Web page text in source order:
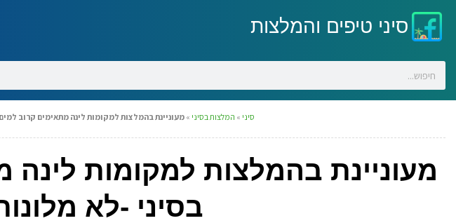
סיני טיפים והמלצות
סיני » המלצות בסיני »מעוניינת בהמלצות למקומות לינה מתאימים קרוב
מעוניינת בהמלצות למקומות לינה
בסיני -לא